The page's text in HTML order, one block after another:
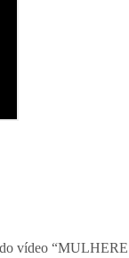
vídeo